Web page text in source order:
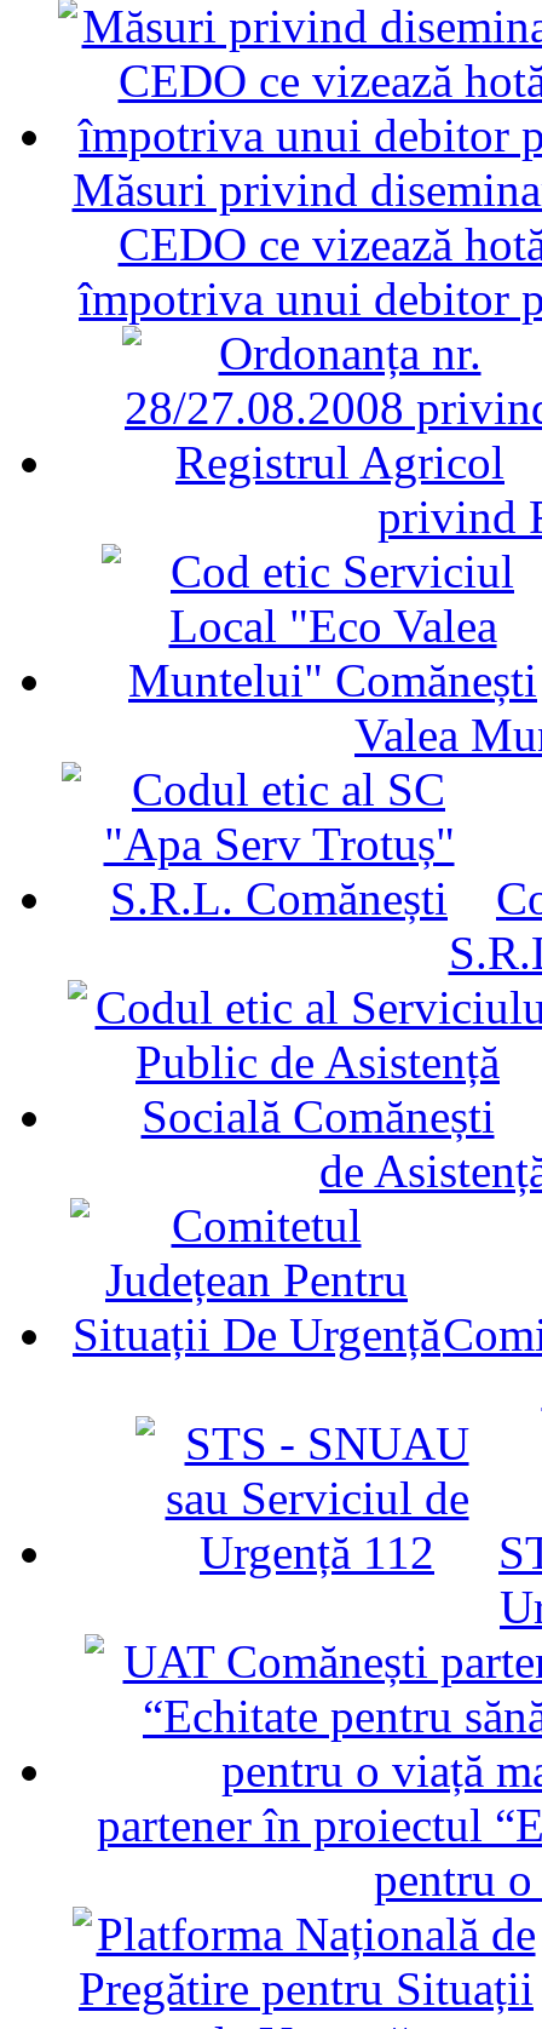
Măsuri privind
CEDO ce vizează
împotriva unui debitor
privind
Valea
de
partener în proiectul
pentru